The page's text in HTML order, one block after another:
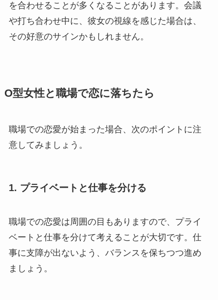
を合わせることが多くなることがあります。会議
や打ち合わせ中に、彼女の視線を感じた場合は、
その好意のサインかもしれません。
O型女性と職場で恋に落ちたら
職場での恋愛が始まった場合、次のポイントに注
意してみましょう。
1. プライベートと仕事を分ける
職場での恋愛は周囲の目もありますので、プライ
ベートと仕事を分けて考えることが大切です。仕
事に支障が出ないよう、バランスを保ちつつ進め
ましょう。